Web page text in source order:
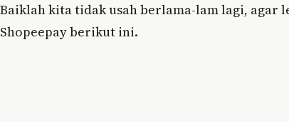
Baiklah kita tidak usah berlama-lam lagi, agar
Shopeepay berikut ini.